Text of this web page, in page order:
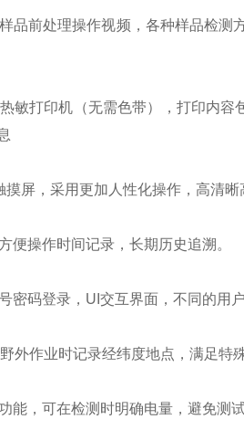
前处理操作视频，各种样品检测
打印机（无需色带），打印内容
，采用更加人性化操作，高清晰
操作时间记录，长期历史追溯。
码登录，UI交互界面，不同的用
作业时记录经纬度地点，满足特
，可在检测时明确电量，避免测